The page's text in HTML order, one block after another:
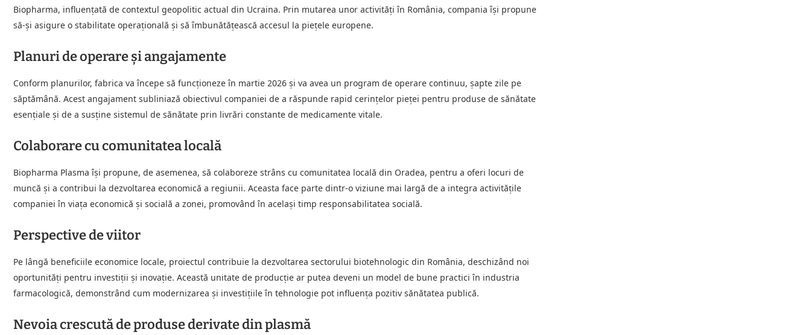
Biopharma, influențată de contextul geopolitic actual din Ucraina. Prin mutarea unor activități în România, compania își propune
să-și asigure o stabilitate operațională și să îmbunătățească accesul la piețele europene.
Planuri de operare și angajamente
Conform planurilor, fabrica va începe să funcționeze în martie 2026 și va avea un program de operare continuu, șapte zile pe
săptămână. Acest angajament subliniază obiectivul companiei de a răspunde rapid cerințelor pieței pentru produse de sănătate
esențiale și de a susține sistemul de sănătate prin livrări constante de medicamente vitale.
Colaborare cu comunitatea locală
Biopharma Plasma își propune, de asemenea, să colaboreze strâns cu comunitatea locală din Oradea, pentru a oferi locuri de
muncă și a contribui la dezvoltarea economică a regiunii. Aceasta face parte dintr-o viziune mai largă de a integra activitățile
companiei în viața economică și socială a zonei, promovând în același timp responsabilitatea socială.
Perspective de viitor
Pe lângă beneficiile economice locale, proiectul contribuie la dezvoltarea sectorului biotehnologic din România, deschizând noi
oportunități pentru investiții și inovație. Această unitate de producție ar putea deveni un model de bune practici în industria
farmacologică, demonstrând cum modernizarea și investițiile în tehnologie pot influența pozitiv sănătatea publică.
Nevoia crescută de produse derivate din plasmă